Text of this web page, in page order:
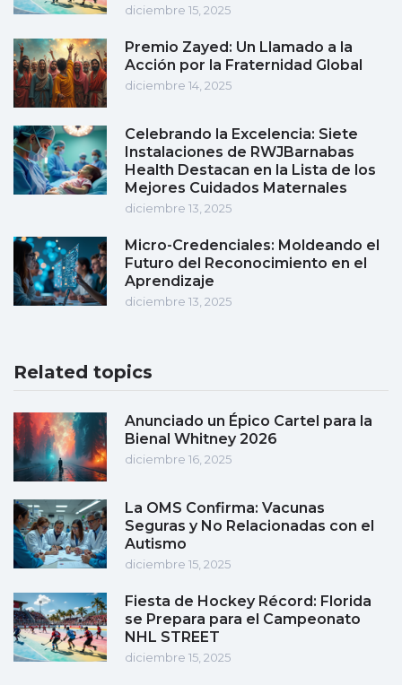
diciembre 15, 2025
Premio Zayed: Un Llamado a la
Acción por la Fraternidad Global
diciembre 14, 2025
Celebrando la Excelencia: Siete
Instalaciones de RWJBarnabas
Health Destacan en la Lista de los
Mejores Cuidados Maternales
diciembre 13, 2025
Micro-Credenciales: Moldeando el
Futuro del Reconocimiento en el
Aprendizaje
diciembre 13, 2025
Related topics
Anunciado un Épico Cartel para la
Bienal Whitney 2026
diciembre 16, 2025
La OMS Confirma: Vacunas
Seguras y No Relacionadas con el
Autismo
diciembre 15, 2025
Fiesta de Hockey Récord: Florida
se Prepara para el Campeonato
NHL STREET
diciembre 15, 2025